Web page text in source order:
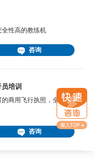
性高的教练机
咨询
培训
商用飞行执照，全球90个
咨询